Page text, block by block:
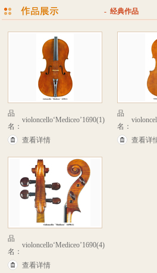
- 经典作品
品
名：
violoncello‘Mediceo’1690(1)
查看详情
品
名：
查看详
品
名：
violoncello‘Mediceo’1690(4)
查看详情